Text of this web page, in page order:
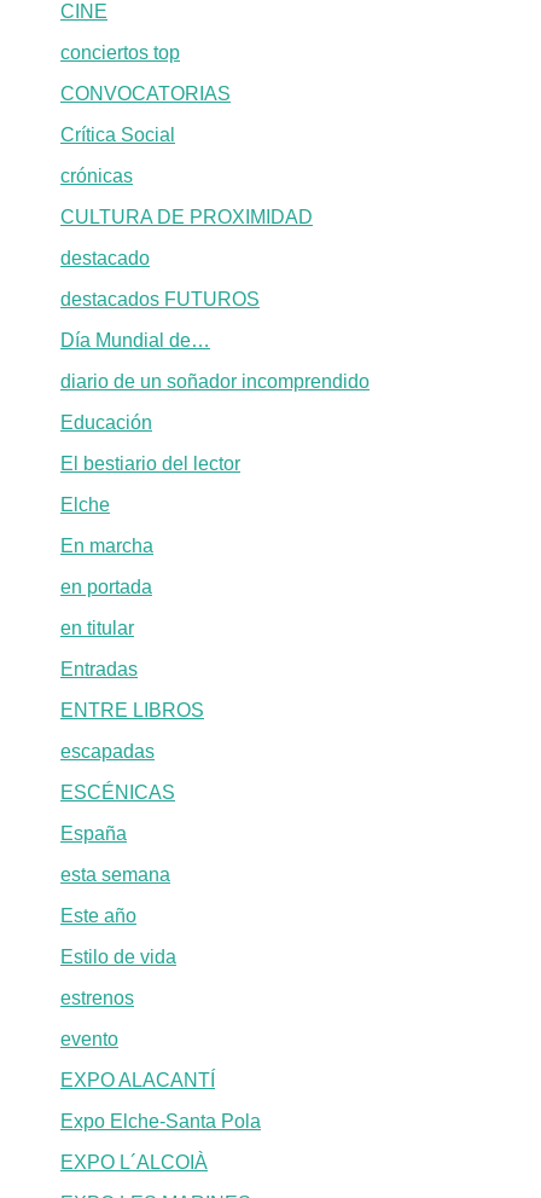
CINE
conciertos top
CONVOCATORIAS
Crítica Social
crónicas
CULTURA DE PROXIMIDAD
destacado
destacados FUTUROS
Día Mundial de…
diario de un soñador incomprendido
Educación
El bestiario del lector
Elche
En marcha
en portada
en titular
Entradas
ENTRE LIBROS
escapadas
ESCÉNICAS
España
esta semana
Este año
Estilo de vida
estrenos
evento
EXPO ALACANTÍ
Expo Elche-Santa Pola
EXPO L´ALCOIÀ